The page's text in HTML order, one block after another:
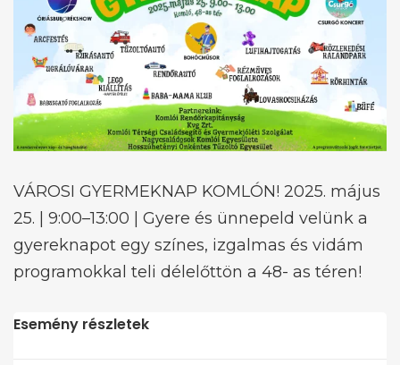
VÁROSI GYERMEKNAP KOMLÓN! 2025. május
25. | 9:00–13:00 | Gyere és ünnepeld velünk a
gyereknapot egy színes, izgalmas és vidám
programokkal teli délelőttön a 48- as téren!
Esemény részletek